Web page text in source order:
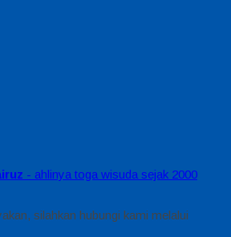
- ahlinya toga wisuda sejak 2000
silahkan hubungi kami melalui